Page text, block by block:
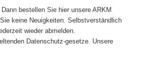
bestellen Sie hier unsere ARKM
keine Neuigkeiten. Selbstverständlich
wieder abmelden.
Datenschutz-gesetze. Unsere